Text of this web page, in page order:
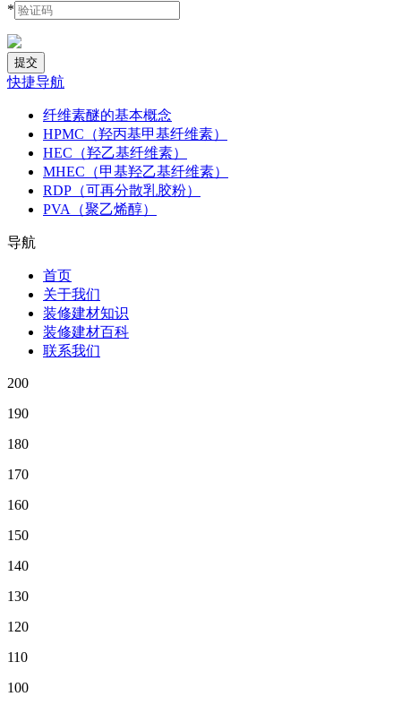
*
快捷导航
纤维素醚的基本概念
HPMC（羟丙基甲基纤维素）
HEC（羟乙基纤维素）
MHEC（甲基羟乙基纤维素）
RDP（可再分散乳胶粉）
PVA（聚乙烯醇）
导航
首页
关于我们
装修建材知识
装修建材百科
联系我们
200
190
180
170
160
150
140
130
120
110
100